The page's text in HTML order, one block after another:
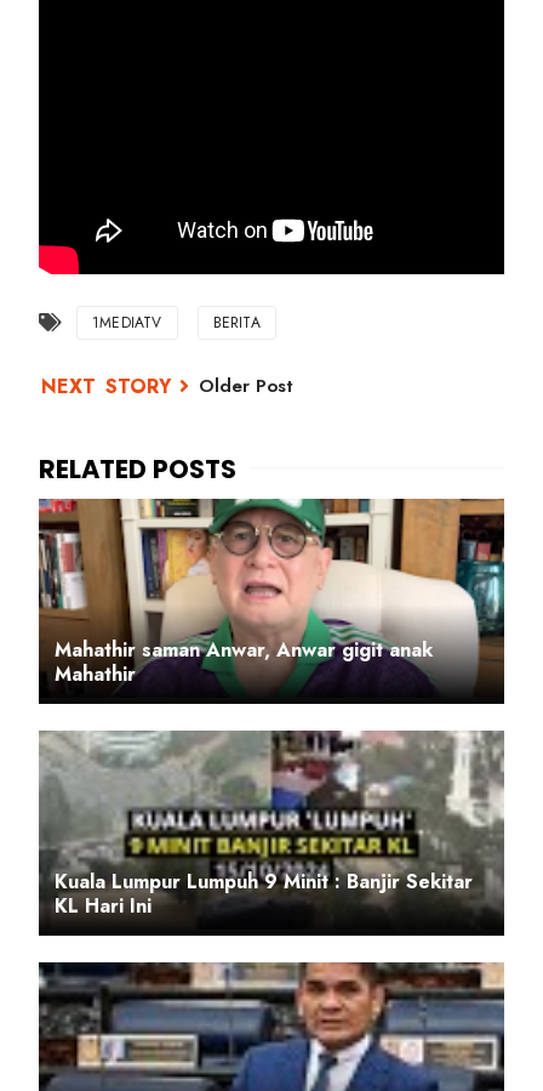
1MEDIATV BERITA
Older Post
Mahathir saman Anwar, Anwar gigit anak
Mahathir
Kuala Lumpur Lumpuh 9 Minit : Banjir Sekitar
KL Hari Ini